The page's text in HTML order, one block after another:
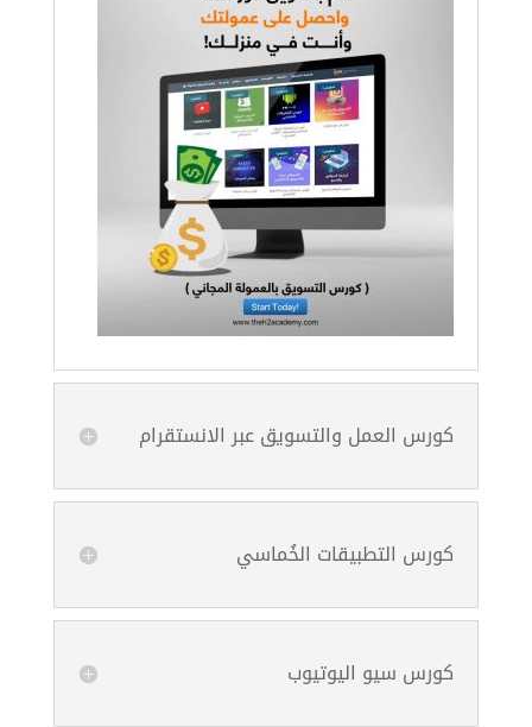
كورس العمل والتسويق عبر الانستقرام
كورس التطبيقات الخُماسي
كورس سيو اليوتيوب